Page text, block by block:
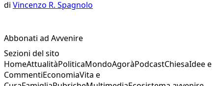
di Vincenzo R. Spagnolo
Abbonati ad Avvenire
Sezioni del sito
HomeAttualitàPoliticaMondoAgoràPodcastChiesaIdee e
CommentiEconomiaVita e